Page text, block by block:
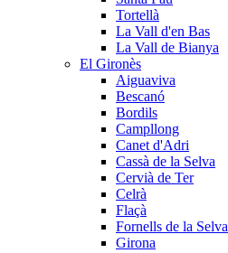
Tortellà
La Vall d'en Bas
La Vall de Bianya
El Gironès
Aiguaviva
Bescanó
Bordils
Campllong
Canet d'Adri
Cassà de la Selva
Cervià de Ter
Celrà
Flaçà
Fornells de la Selva
Girona